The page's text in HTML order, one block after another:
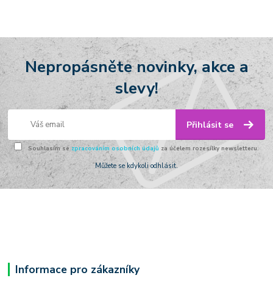
Nepropásněte novinky, akce a
slevy!
Přihlásit se
Souhlasím se zpracováním osobních údajů za účelem rozesílky newsletteru.
Můžete se kdykoli odhlásit.
Informace pro zákazníky